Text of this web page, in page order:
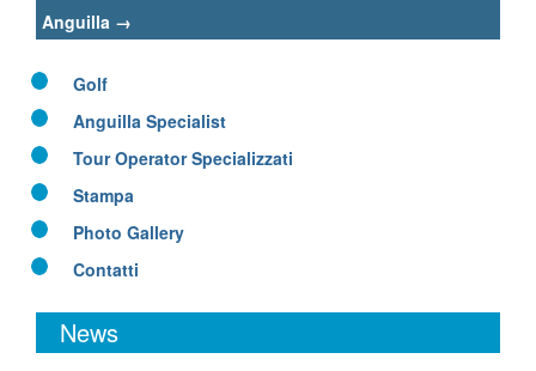
Anguilla →
Golf
Anguilla Specialist
Tour Operator Specializzati
Stampa
Photo Gallery
Contatti
News